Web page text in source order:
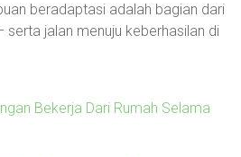
beradaptasi adalah bagian dari
serta jalan menuju keberhasilan di
Bekerja Dari Rumah Selama